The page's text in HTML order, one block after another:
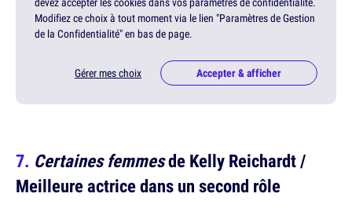
Modifiez ce choix à tout moment via le lien "Paramètres de Gestion
de la Confidentialité" en bas de page.
Gérer mes choix Accepter & afficher
Certaines femmesde Kelly Reichardt /
Meilleure actrice dans un second rôle